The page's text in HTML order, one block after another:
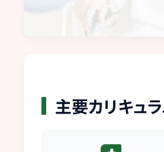
主要カリキュ